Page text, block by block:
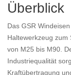
Überblick
Das GSR
Haltewerkzeug
von M25 bis M90.
Industriequalität
Kraftübertragung